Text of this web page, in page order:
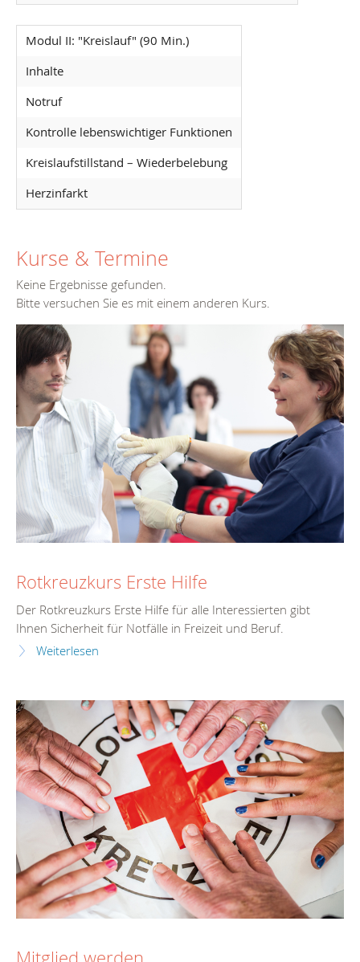
Modul II: "Kreislauf" (90 Min.)
Inhalte
Notruf
Kontrolle lebenswichtiger Funktionen
Kreislaufstillstand – Wiederbelebung
Herzinfarkt
Kurse & Termine
Keine Ergebnisse gefunden.
Bitte versuchen Sie es mit einem anderen Kurs.
Rotkreuzkurs Erste Hilfe
Der Rotkreuzkurs Erste Hilfe für alle Interessierten gibt
Ihnen Sicherheit für Notfälle in Freizeit und Beruf.
Weiterlesen